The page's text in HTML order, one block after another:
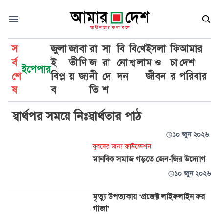
স
র্ব
শে
ষ
ইপেপার
জুলা
ই
বিপ্ল
ব
জা
তী
য়
বা
ণি
জ্য
রা
জ
নী
তি
সা
রা
দে
শ
বি
নো
দন
বি
শ্ব
খে
লা
ইসলা
ম ও
জীবন
ফি
চা
র
আমার
দেশ
পরিবার
তারুণ্য
স্বার্থপর সময়ে নিঃস্বার্থতার পাঠ
১০ জুন ২০২৬
যুবদের জন্য ফাউন্ডেশন
মানবিক সমাজ গড়তে জেন-জির উদ্যোগ
১০ জুন ২০২৬
মৃত্যু উপত্যকায় ‘প্রজেক্ট লাইফলাইন ফর
গাজা’